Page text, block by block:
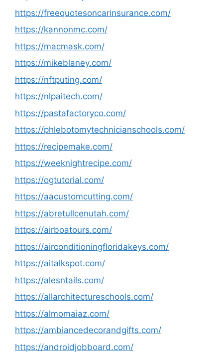
https://freequotesoncarinsurance.com/
https://kannonmc.com/
https://macmask.com/
https://mikeblaney.com/
https://nftputing.com/
https://nlpaitech.com/
https://pastafactoryco.com/
https://phlebotomytechnicianschools.com/
https://recipemake.com/
https://weeknightrecipe.com/
https://ogtutorial.com/
https://aacustomcutting.com/
https://abretullcenutah.com/
https://airboatours.com/
https://airconditioningfloridakeys.com/
https://aitalkspot.com/
https://alesntails.com/
https://allarchitectureschools.com/
https://almomaiaz.com/
https://ambiancedecorandgifts.com/
https://androidjobboard.com/